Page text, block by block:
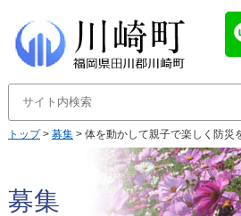
トップ> 募集> 体を動かして親子で楽しく防災
募集